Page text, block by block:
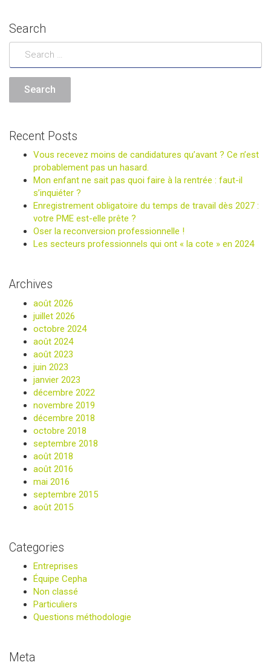
Search
Recent Posts
Vous recevez moins de candidatures qu’avant ? Ce n’est
probablement pas un hasard.
Mon enfant ne sait pas quoi faire à la rentrée : faut-il
s’inquiéter ?
Enregistrement obligatoire du temps de travail dès 2027 :
votre PME est-elle prête ?
Oser la reconversion professionnelle !
Les secteurs professionnels qui ont « la cote » en 2024
Archives
août 2026
juillet 2026
octobre 2024
août 2024
août 2023
juin 2023
janvier 2023
décembre 2022
novembre 2019
décembre 2018
octobre 2018
septembre 2018
août 2018
août 2016
mai 2016
septembre 2015
août 2015
Categories
Entreprises
Équipe Cepha
Non classé
Particuliers
Questions méthodologie
Meta